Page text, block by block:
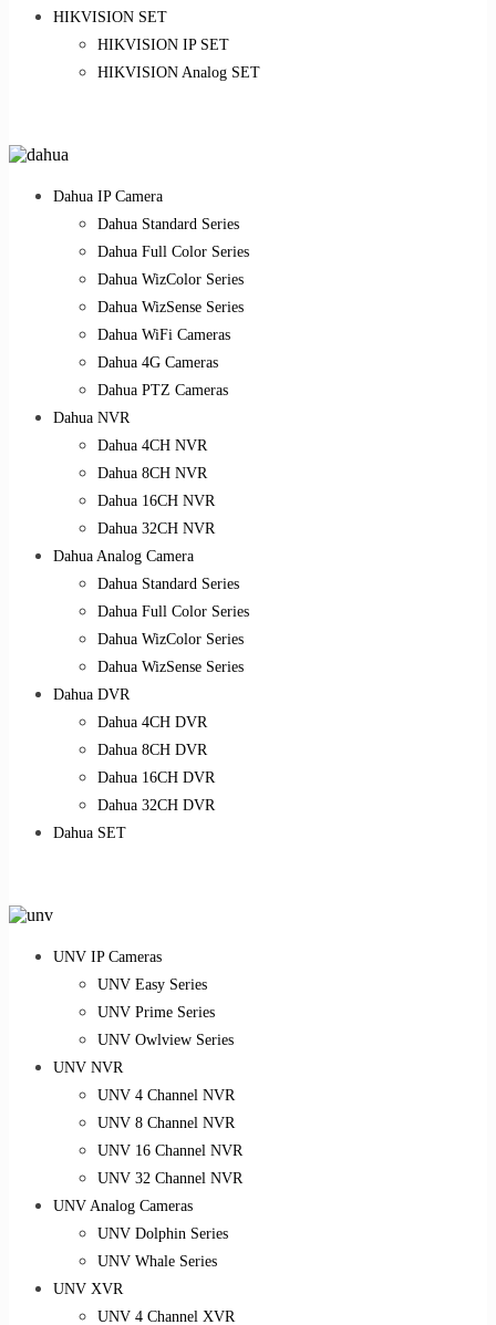
HIKVISION SET
HIKVISION IP SET
HIKVISION Analog SET
Dahua IP Camera
Dahua Standard Series
Dahua Full Color Series
Dahua WizColor Series
Dahua WizSense Series
Dahua WiFi Cameras
Dahua 4G Cameras
Dahua PTZ Cameras
Dahua NVR
Dahua 4CH NVR
Dahua 8CH NVR
Dahua 16CH NVR
Dahua 32CH NVR
Dahua Analog Camera
Dahua Standard Series
Dahua Full Color Series
Dahua WizColor Series
Dahua WizSense Series
Dahua DVR
Dahua 4CH DVR
Dahua 8CH DVR
Dahua 16CH DVR
Dahua 32CH DVR
Dahua SET
UNV IP Cameras
UNV Easy Series
UNV Prime Series
UNV Owlview Series
UNV NVR
UNV 4 Channel NVR
UNV 8 Channel NVR
UNV 16 Channel NVR
UNV 32 Channel NVR
UNV Analog Cameras
UNV Dolphin Series
UNV Whale Series
UNV XVR
UNV 4 Channel XVR